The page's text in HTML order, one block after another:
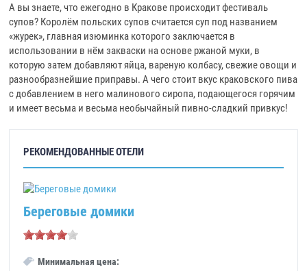
А вы знаете, что ежегодно в Кракове происходит фестиваль
супов? Королём польских супов считается суп под названием
«журек», главная изюминка которого заключается в
использовании в нём закваски на основе ржаной муки, в
которую затем добавляют яйца, вареную колбасу, свежие овощи и
разнообразнейшие приправы. А чего стоит вкус краковского пива
с добавлением в него малинового сиропа, подающегося горячим
и имеет весьма и весьма необычайный пивно-сладкий привкус!
РЕКОМЕНДОВАННЫЕ ОТЕЛИ
Береговые домики
Минимальная цена: